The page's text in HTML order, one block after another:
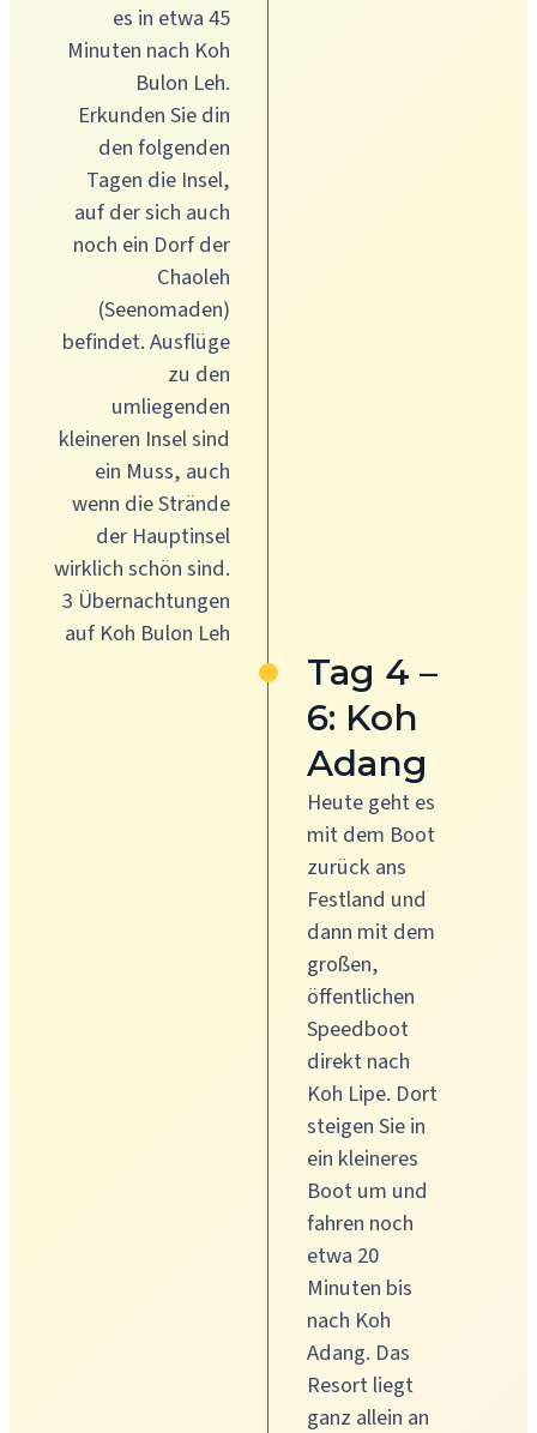
es in etwa 45
Minuten nach Koh
Bulon Leh.
Erkunden Sie din
den folgenden
Tagen die Insel,
auf der sich auch
noch ein Dorf der
Chaoleh
(Seenomaden)
befindet. Ausflüge
zu den
umliegenden
kleineren Insel sind
ein Muss, auch
wenn die Strände
der Hauptinsel
wirklich schön sind.
3 Übernachtungen
auf Koh Bulon Leh
Tag 4 –
6: Koh
Adang
Heute geht es
mit dem Boot
zurück ans
Festland und
dann mit dem
großen,
öffentlichen
Speedboot
direkt nach
Koh Lipe. Dort
steigen Sie in
ein kleineres
Boot um und
fahren noch
etwa 20
Minuten bis
nach Koh
Adang. Das
Resort liegt
ganz allein an